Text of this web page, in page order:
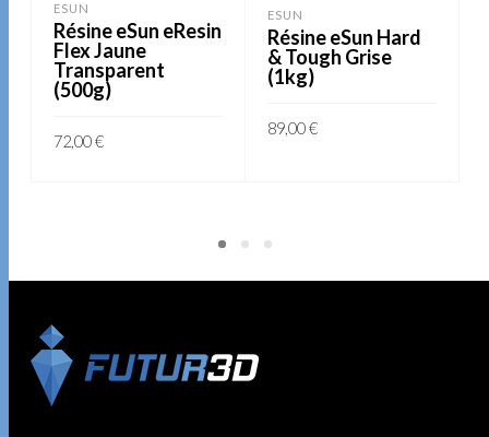
ESUN
Résine eSun eResin
Flex Jaune
Transparent
(500g)
72,00€
ESUN
Résine eSun Hard
& Tough Grise
(1kg)
89,00€